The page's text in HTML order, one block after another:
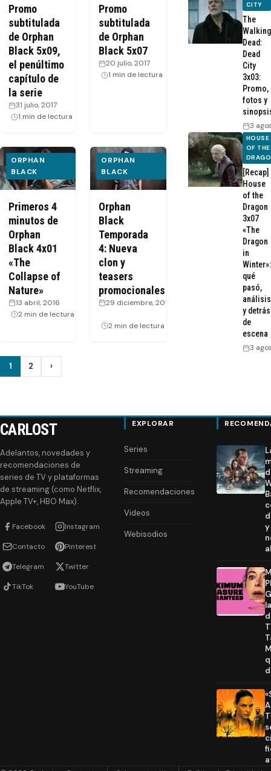
Promo
subtitulada
de Orphan
Black 5x09,
el penúltimo
capítulo de
la serie
31 julio, 2017
1 min de lectura
Promo
subtitulada
de Orphan
Black 5x07
20 julio, 2017
1 min de lectura
ORPHAN
BLACK
Primeros 4
minutos de
Orphan
Black 4x01
«The
Collapse of
Nature»
13 abril, 2016
2 min de lectura
ORPHAN
BLACK
Orphan
Black
Temporada
4: Nueva
clon y
teasers
promocionales
29 diciembre, 2015
2 min de lectura
Paginación
entradas
1 2 Siguiente
›
CITY
The
Walking
Dead:
Dead
City
3x03:
Promo,
fotos y
3
HOUSE
OF THE
[Recap]
House
of the
Dragon
3x07
«The
Dragon
in
Winter»:
qué
pasó,
análisis
y detrás
de
escena
3
CARLOST
Adelantos, novedades y
recomendaciones de
series de TV y plataformas
de streaming (como Netflix,
Apple TV+, HBO Max).
Facebook Instagram
Contacto Pinterest
Telegram Twitter
TikTok YouTube
EXPLORAR
Series
Streaming
Recomendaciones
Videos
Webisodios
y